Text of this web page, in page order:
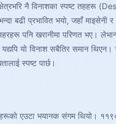
नै विनाशका स्पष्ट
बढी प्रभावित भयो, जहाँ
पनि खरानीमा परिणत भए।
यो विनाश सबैतिर समान थिएन।
स्पष्ट पार्छ।
एउटा भयानक संगम थियो।